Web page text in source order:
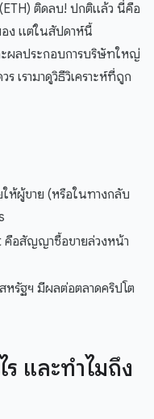
ติดลบ! ปกติแล้ว นี่คือ
ง แต่ในสัปดาห์นี้
ผลประกอบการบริษัทใหญ่
เรามาดูวิธีวิเคราะห์ที่ถูก
ห้ผู้ขาย (หรือในทางกลับ
อสัญญาซื้อขายล่วงหน้า
รัฐฯ มีผลต่อตลาดคริปโต
และทำไมถึง